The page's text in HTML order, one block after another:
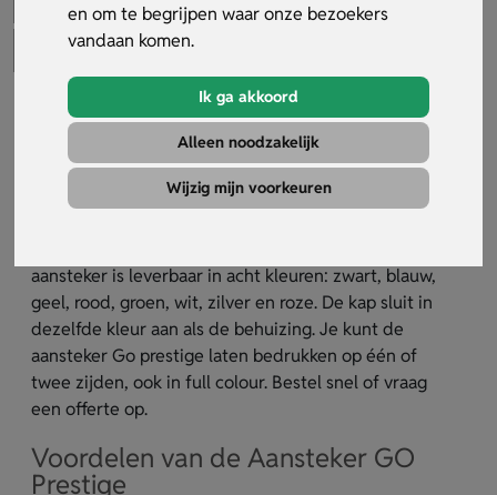
en om te begrijpen waar onze bezoekers
vandaan komen.
Ik ga akkoord
Alleen noodzakelijk
Wijzig mijn voorkeuren
Aansteker GO Prestige
Artikelnummer: 33805
aansteker is leverbaar in acht kleuren: zwart, blauw,
geel, rood, groen, wit, zilver en roze. De kap sluit in
dezelfde kleur aan als de behuizing. Je kunt de
aansteker Go prestige laten bedrukken op één of
twee zijden, ook in full colour. Bestel snel of vraag
een offerte op.
Voordelen van de Aansteker GO
Prestige